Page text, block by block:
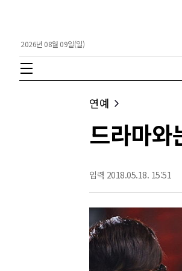
2026년 08월 09일(일)
연예
드라마
입력 2018.05.18. 15:51